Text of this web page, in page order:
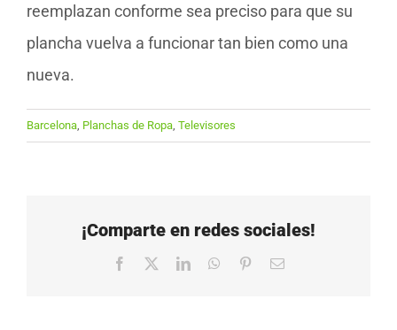
reemplazan conforme sea preciso para que su
plancha vuelva a funcionar tan bien como una
nueva.
Barcelona Planchas de Ropa Televisores
¡Comparte en redes sociales!
Facebook LinkedInWhatsApp
PinterestCorreo